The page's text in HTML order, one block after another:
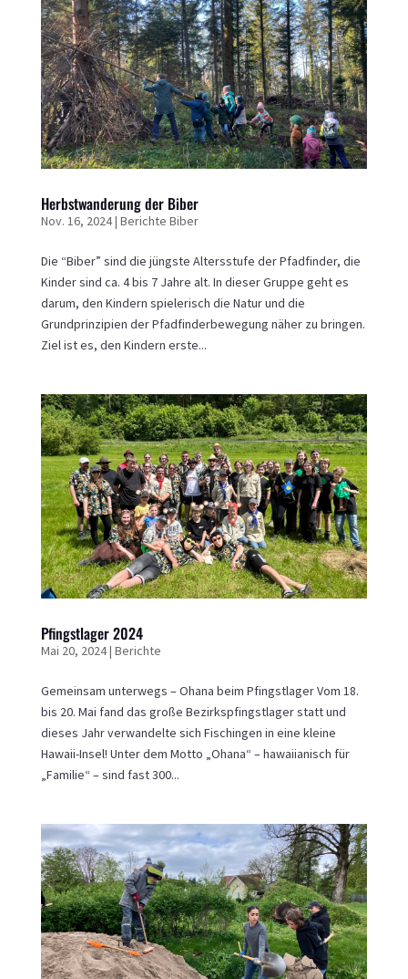
Herbstwanderung der Biber
Nov. 16, 2024| Berichte Biber
Die “Biber” sind die jüngste Altersstufe der Pfadfinder, die
Kinder sind ca. 4 bis 7 Jahre alt. In dieser Gruppe geht es
darum, den Kindern spielerisch die Natur und die
Grundprinzipien der Pfadfinderbewegung näher zu bringen.
Ziel ist es, den Kindern erste...
Pfingstlager 2024
Mai 20, 2024| Berichte
Gemeinsam unterwegs – Ohana beim Pfingstlager Vom 18.
bis 20. Mai fand das große Bezirkspfingstlager statt und
dieses Jahr verwandelte sich Fischingen in eine kleine
Hawaii-Insel! Unter dem Motto „Ohana“ – hawaiianisch für
„Familie“ – sind fast 300...